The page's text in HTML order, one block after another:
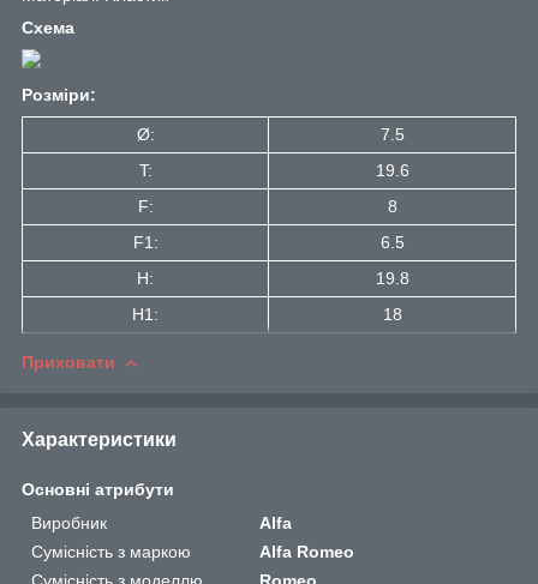
Схема
Розміри:
Ø:
7.5
T:
19.6
F:
8
F1:
6.5
H:
19.8
H1:
18
Приховати
Характеристики
Основні атрибути
Виробник
Alfa
Сумісність з маркою
Alfa Romeo
Сумісність з моделлю
Romeo